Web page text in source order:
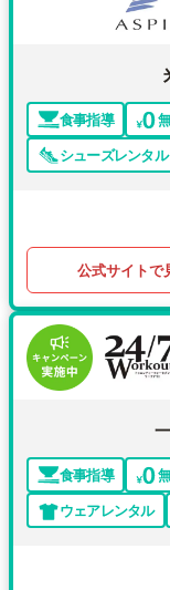
食事指導
シューズレンタル
公式サイトで
食事指導
ウェアレンタル